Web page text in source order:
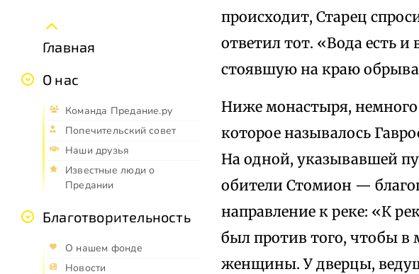
Главная
О нас
Команда Предание.ру
Попечительский совет
Наши друзья
Известные люди о
Предании
Благотворительность
О нашем фонде
Новости
происходит, Старец
ответил тот. «Вода есть
стоявшую на краю обрыва
Ниже монастыря, немного
которое называлось
На одной, указывавшей
обители Стомион —
направление к реке: «К
был против того, чтобы в
женщины. У дверцы,